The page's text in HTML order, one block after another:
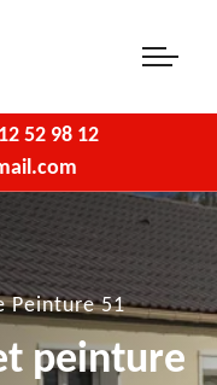
52 98 12
Peinture 51
peinture